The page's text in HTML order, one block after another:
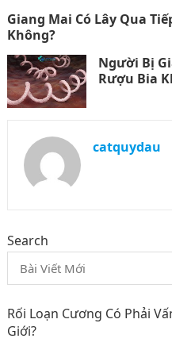
Giang Mai Có Lây Qua
Không?
Người Bị
Rượu Bia
catquydau
Search
Rối Loạn Cương Có Phải
Giới?